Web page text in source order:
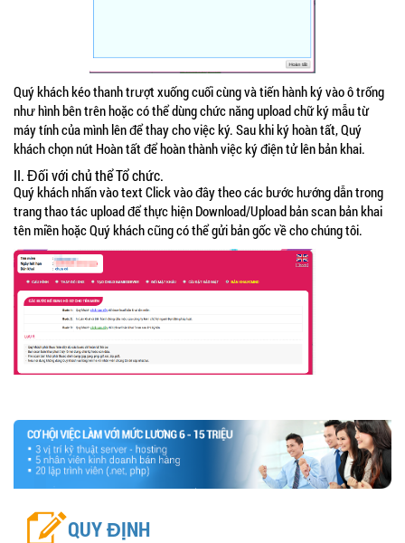
Quý khách kéo thanh trượt xuống cuối cùng và tiến hành ký vào ô trống
như hình bên trên hoặc có thể dùng chức năng upload chữ ký mẫu từ
máy tính của mình lên để thay cho việc ký. Sau khi ký hoàn tất, Quý
khách chọn nút Hoàn tất để hoàn thành việc ký điện tử lên bản khai.
II. Đối với chủ thể Tổ chức.
Quý khách nhấn vào text Click vào đây theo các bước hướng dẫn trong
trang thao tác upload để thực hiện Download/Upload bản scan bản khai
tên miền hoặc Quý khách cũng có thể gửi bản gốc về cho chúng tôi.
QUY ĐỊNH